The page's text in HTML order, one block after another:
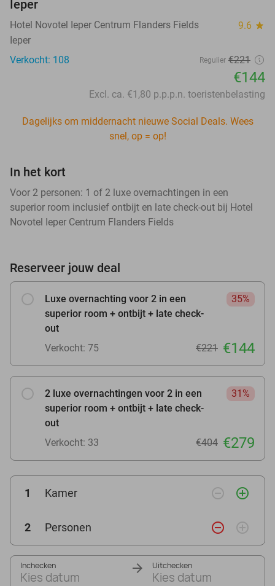
Ieper
Hotel Novotel Ieper Centrum Flanders Fields 9.6 star
Ieper
Verkocht: 108
Regulier €221
€144
Excl. ca. €1,80 p.p.p.n. toeristenbelasting
Dagelijks om middernacht nieuwe Social Deals. Wees
snel, op = op!
In het kort
Voor 2 personen: 1 of 2 luxe overnachtingen in een
superior room inclusief ontbijt en late check-out bij Hotel
Novotel Ieper Centrum Flanders Fields
Reserveer jouw deal
Luxe overnachting voor 2 in een
superior room + ontbijt + late check-
out
35%
Verkocht: 75 €221 €144
2 luxe overnachtingen voor 2 in een
superior room + ontbijt + late check-
out
31%
Verkocht: 33 €404 €279
1 Kamer remove_circle_outline add_circle_outline
2 Personen remove_circle_outline add_circle_outline
Inchecken
Kies datum
Uitchecken
Kies datum